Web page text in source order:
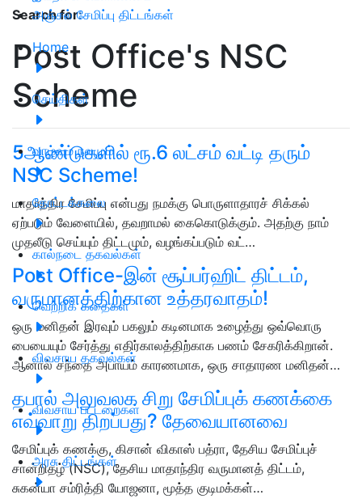
அஞ்சல் சேமிப்பு திட்டங்கள்
Home
செய்திகள்
வாழ்வும் நலமும்
தோட்டக்கலை
கால்நடை தகவல்கள்
வெற்றிக் கதைகள்
விவசாய தகவல்கள்
விவசாய பட்டறைகள்
அரசு திட்டங்கள்
Search for:
Post Office's NSC
Scheme
5ஆண்டுகளில் ரூ.6 லட்சம் வட்டி தரும்
NSC Scheme!
மாதாந்திர சேமிப்பு என்பது நமக்கு பொருளாதாரச் சிக்கல்
ஏற்படும் வேளையில், தவறாமல் கைகொடுக்கும். அதற்கு நாம்
முதலீடு செய்யும் திட்டமும், வழங்கப்படும் வட்…
Post Office-இன் சூப்பர்ஹிட் திட்டம்,
வருமானத்திற்கான உத்தரவாதம்!
ஒரு மனிதன் இரவும் பகலும் கடினமாக உழைத்து ஒவ்வொரு
பையையும் சேர்த்து எதிர்காலத்திற்காக பணம் சேகரிக்கிறான்.
ஆனால் சந்தை அபாயம் காரணமாக, ஒரு சாதாரண மனிதன்…
தபால் அலுவலக சிறு சேமிப்புக் கணக்கை
எவ்வாறு திறப்பது? தேவையானவை
சேமிப்புக் கணக்கு, கிசான் விகாஸ் பத்ரா, தேசிய சேமிப்புச்
சான்றிதழ் (NSC), தேசிய மாதாந்திர வருமானத் திட்டம்,
சுகன்யா சம்ரித்தி யோஜனா, மூத்த குடிமக்கள்…